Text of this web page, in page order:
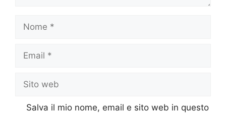
Nome
Email
Sito
web
Salva il mio nome, email e sito web in questo